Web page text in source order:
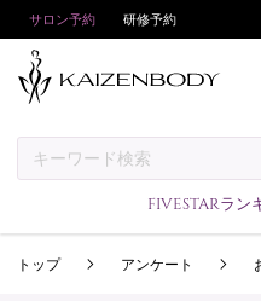
サロン予約 研修予約
FIVESTARラン
予
サロ
トップ アンケート